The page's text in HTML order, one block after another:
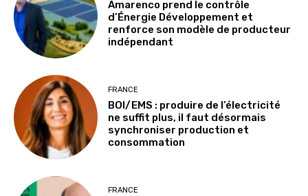
Amarenco prend le contrôle
d’Énergie Développement et
renforce son modèle de producteur
indépendant
FRANCE
BOI/EMS : produire de l’électricité
ne suffit plus, il faut désormais
synchroniser production et
consommation
FRANCE